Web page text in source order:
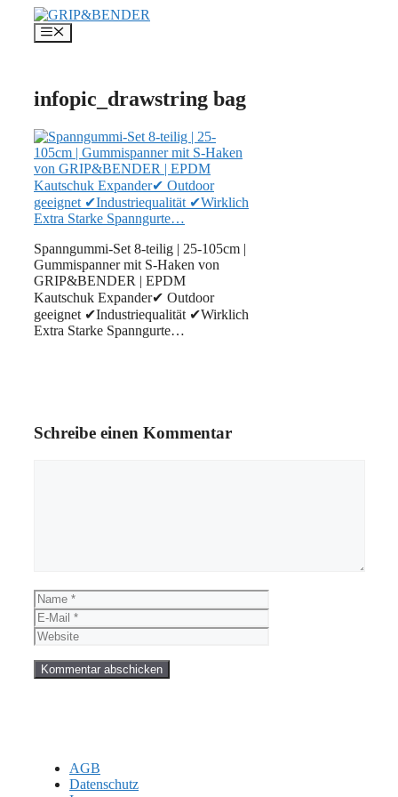
Inhalt
springen
Menü
infopic_drawstring bag
Spanngummi-Set 8-teilig | 25-105cm |
Gummispanner mit S-Haken von
GRIP&BENDER | EPDM
Kautschuk Expander✔ Outdoor
geeignet ✔Industriequalität ✔Wirklich
Extra Starke Spanngurte…
Schreibe einen Kommentar
Name
E-
Mail
Website
AGB
Datenschutz